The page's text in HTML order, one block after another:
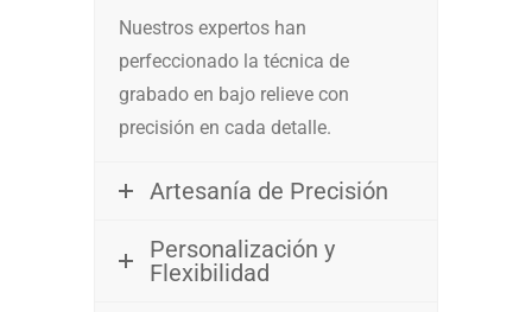
Nuestros expertos han
perfeccionado la técnica de
grabado en bajo relieve con
precisión en cada detalle.
Artesanía de Precisión
Personalización y
Flexibilidad